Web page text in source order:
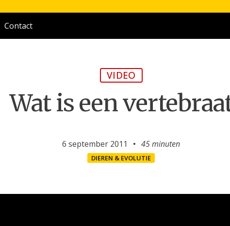
Contact
VIDEO
Wat is een
6 september 2011 45 minuten
DIEREN & EVOLUTIE